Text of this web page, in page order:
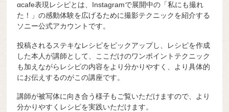
αcafe表現レシピとは、Instagramで展開中の「私にも撮れ
た！」の感動体験を広げるために撮影テクニックを紹介する
ソニー公式アカウントです。
投稿されるステキなレシピをピックアップし、レシピを作成
した本人が講師として、ここだけのワンポイントテクニック
も加えながらレシピの内容をより分かりやすく、より具体的
にお伝えするのがこの講座です。
講師が被写体に向き合う様子もご覧いただけますので、より
分かりやすくレシピを実践いただけます。